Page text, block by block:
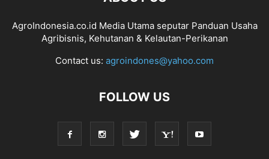
AgroIndonesia.co.id Media Utama seputar Panduan Usaha
Agribisnis, Kehutanan & Kelautan-Perikanan
Contact us: agroindones@yahoo.com
FOLLOW US